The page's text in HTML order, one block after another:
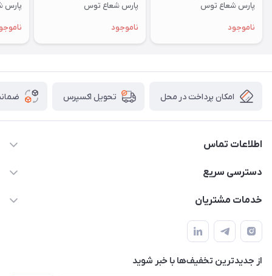
پارس شعاع توس
ناموجود
پارس شعاع توس
ناموجود
پارس
امکان پرداخت در محل تحویل اکسپرس
اطلاعات تماس
۰۵۱-۳۵۱۴۸۰۰۰
دسترسی سریع
حساب کاربری
لیست محصولات
درباره ما
خدمات مشتریان
سامانه پیگیری مرسولات اداره پست
سوالات متداول
قوانین و مقررات
از جدید‌ترین تخفیف‌ها با‌ خبر شوید